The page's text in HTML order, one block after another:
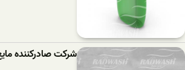
شرکت صادرکننده